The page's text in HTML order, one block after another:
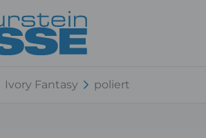
Ivory Fantasy poliert